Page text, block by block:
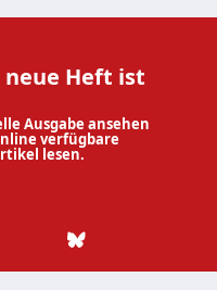
neue Heft ist
Ausgabe ansehen
verfügbare
lesen.